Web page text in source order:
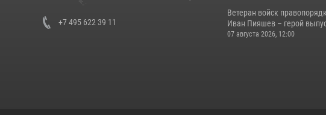
+7 495 622 39 11
Ветеран войск
Иван Пияшев – герой
07 августа 2026, 12:00